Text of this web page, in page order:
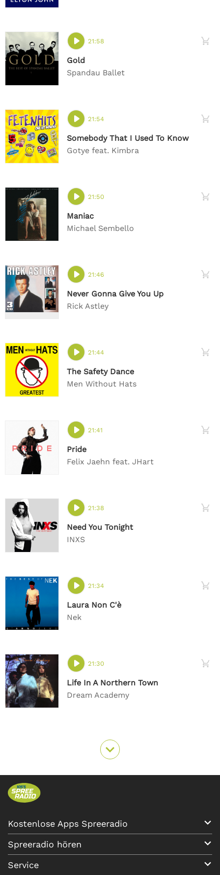
21:58
Gold
Spandau Ballet
21:54
Somebody That I Used To Know
Gotye feat. Kimbra
21:50
Maniac
Michael Sembello
21:46
Never Gonna Give You Up
Rick Astley
21:44
The Safety Dance
Men Without Hats
21:41
Pride
Felix Jaehn feat. JHart
21:38
Need You Tonight
INXS
21:34
Laura Non C'è
Nek
21:30
Life In A Northern Town
Dream Academy
Kostenlose Apps Spreeradio
Spreeradio hören
Service